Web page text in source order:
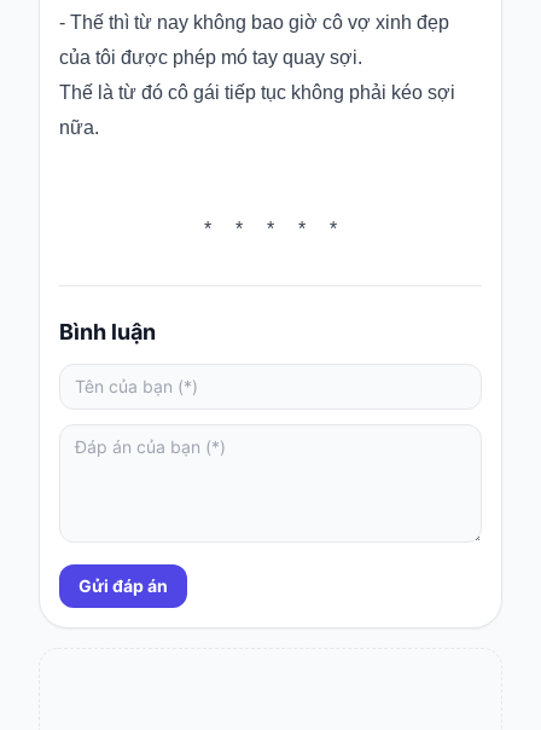
- Thế thì từ nay không bao giờ cô vợ xinh đẹp
của tôi được phép mó tay quay sợi.
Thế là từ đó cô gái tiếp tục không phải kéo sợi
nữa.
* * * * *
Bình luận
Gửi đáp án